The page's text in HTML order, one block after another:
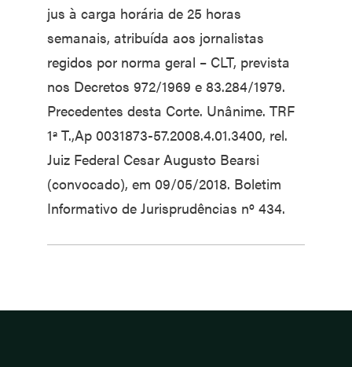
jus à carga horária de 25 horas
semanais, atribuída aos jornalistas
regidos por norma geral – CLT, prevista
nos Decretos 972/1969 e 83.284/1979.
Precedentes desta Corte. Unânime. TRF
1ª T.,Ap 0031873-57.2008.4.01.3400, rel.
Juiz Federal Cesar Augusto Bearsi
(convocado), em 09/05/2018. Boletim
Informativo de Jurisprudências nº 434.